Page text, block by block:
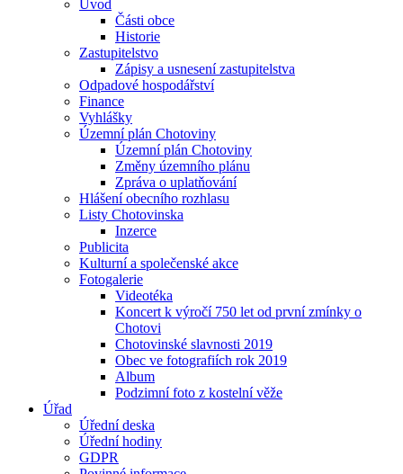
Úvod
Části obce
Historie
Zastupitelstvo
Zápisy a usnesení zastupitelstva
Odpadové hospodářství
Finance
Vyhlášky
Územní plán Chotoviny
Územní plán Chotoviny
Změny územního plánu
Zpráva o uplatňování
Hlášení obecního rozhlasu
Listy Chotovinska
Inzerce
Publicita
Kulturní a společenské akce
Fotogalerie
Videotéka
Koncert k výročí 750 let od první zmínky o
Chotovi
Chotovinské slavnosti 2019
Obec ve fotografiích rok 2019
Album
Podzimní foto z kostelní věže
Úřad
Úřední deska
Úřední hodiny
GDPR